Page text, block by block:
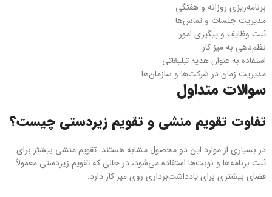
برنامه‌ریزی روزانه و هفتگی
مدیریت جلسات و تماس‌ها
ثبت وظایف و پیگیری امور
نظم‌دهی به میز کار
استفاده به عنوان هدیه تبلیغاتی
مدیریت زمان در شرکت‌ها و سازمان‌ها
سوالات متداول
تفاوت تقویم منشی و تقویم زیردستی چیست؟
در بسیاری از موارد این دو محصول مشابه هستند. تقویم منشی بیشتر برای
ثبت برنامه‌ها و نوبت‌ها استفاده می‌شود، در حالی که تقویم زیردستی معمولاً
فضای بیشتری برای یادداشت‌برداری روی میز کار دارد.